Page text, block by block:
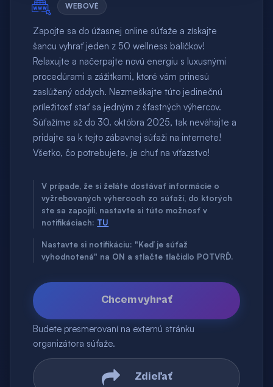
WEBOVÉ
Zapojte sa do úžasnej online súťaže a získajte
šancu vyhrať jeden z 50 wellness balíčkov!
Relaxujte a načerpajte novú energiu s luxusnými
procedúrami a zážitkami, ktoré vám prinesú
zaslúžený oddych. Nezmeškajte túto jedinečnú
príležitosť stať sa jedným z šťastných výhercov.
Súťažíme až do 30. októbra 2025, tak neváhajte a
pridajte sa k tejto zábavnej súťaži na internete!
Všetko, čo potrebujete, je chuť na víťazstvo!
V prípade, že si želáte dostávať informácie o
vyžrebovaných výhercoch zo súťaží, do ktorých
ste sa zapojili, nastavte si túto možnosť v
notifikáciach: TU
Nastavte si notifikáciu: "Keď je súťaž
vyhodnotená" na ON a stlačte tlačidlo POTVRĎ.
Chcem vyhrať
Budete presmerovaní na externú stránku
organizátora súťaže.
Zdieľať